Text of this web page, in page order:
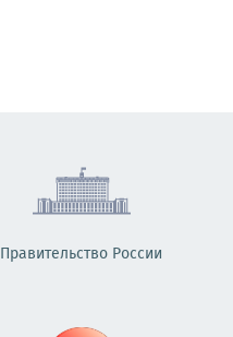
Правительство России